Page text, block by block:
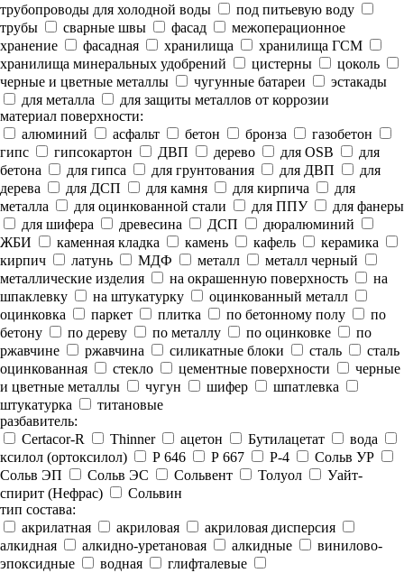
трубопроводы для холодной воды
под питьевую воду
трубы
сварные швы фасад
межоперационное
хранение
фасадная хранилища
хранилища ГСМ
хранилища минеральных удобрений
цистерны
цоколь
черные и цветные металлы
чугунные батареи
эстакады
для металла
для защиты металлов от коррозии
материал поверхности:
алюминий
асфальт бетон бронза
газобетон
гипс
гипсокартон ДВП дерево для OSB
для
бетона
для гипса для грунтования для ДВП
для
дерева
для ДСП для камня для кирпича
для
металла
для оцинкованной стали для ППУ
для фанеры
для шифера
древесина ДСП
дюралюминий
ЖБИ
каменная кладка камень кафель
керамика
кирпич
латунь МДФ металл
металл черный
металлические изделия
на окрашенную поверхность
на
шпаклевку
на штукатурку
оцинкованный металл
оцинковка
паркет плитка по бетонному полу
по
бетону
по дереву по металлу по оцинковке
по
ржавчине
ржавчина силикатные блоки сталь
сталь
оцинкованная
стекло цементные поверхности
черные
и цветные металлы
чугун шифер
шпатлевка
штукатурка
титановые
разбавитель:
Certacor-R
Thinner ацетон Бутилацетат
вода
ксилол (ортоксилол)
Р 646 Р 667 Р-4
Сольв УР
Сольв ЭП
Сольв ЭС Сольвент Толуол
Уайт-
спирит (Нефрас)
Сольвин
тип состава:
акрилатная
акриловая
акриловая дисперсия
алкидная
алкидно-уретановая алкидные
винилово-
эпоксидные
водная
глифталевые